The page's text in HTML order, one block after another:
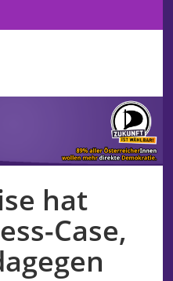
hat
Case,